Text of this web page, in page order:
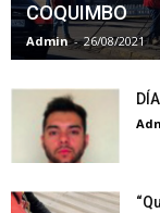
COQUIMBO
Admin - 26/08/2021